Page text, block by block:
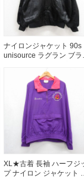
ナイロンジャケット 90s
unisource ラグラン ブラ
XL★古着 長袖 ハーフジ
プ ナイロン ジャケット